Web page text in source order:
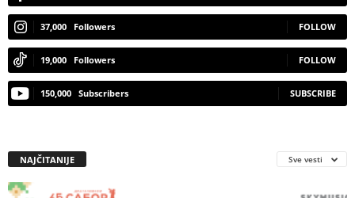
37,000 Followers FOLLOW
19,000 Followers FOLLOW
150,000 Subscribers SUBSCRIBE
NAJČITANIJE Sve vesti